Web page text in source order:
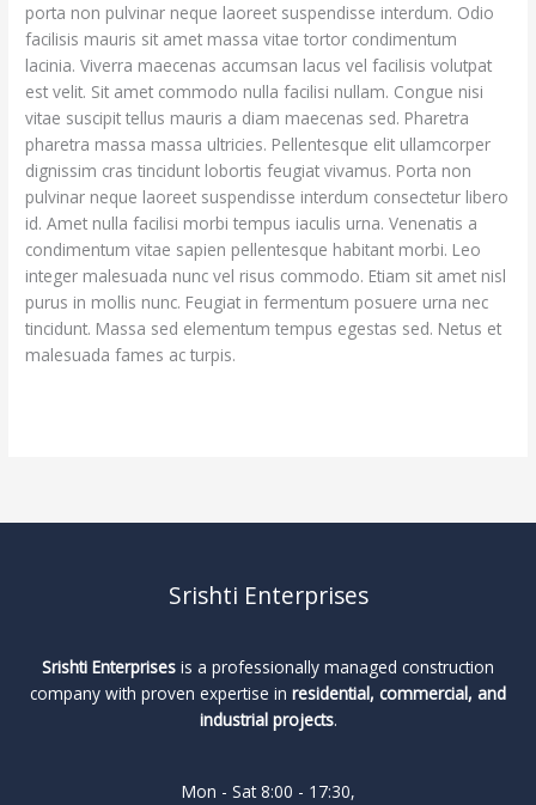
porta non pulvinar neque laoreet suspendisse interdum. Odio
facilisis mauris sit amet massa vitae tortor condimentum
lacinia. Viverra maecenas accumsan lacus vel facilisis volutpat
est velit. Sit amet commodo nulla facilisi nullam. Congue nisi
vitae suscipit tellus mauris a diam maecenas sed. Pharetra
pharetra massa massa ultricies. Pellentesque elit ullamcorper
dignissim cras tincidunt lobortis feugiat vivamus. Porta non
pulvinar neque laoreet suspendisse interdum consectetur libero
id. Amet nulla facilisi morbi tempus iaculis urna. Venenatis a
condimentum vitae sapien pellentesque habitant morbi. Leo
integer malesuada nunc vel risus commodo. Etiam sit amet nisl
purus in mollis nunc. Feugiat in fermentum posuere urna nec
tincidunt. Massa sed elementum tempus egestas sed. Netus et
malesuada fames ac turpis.
Srishti Enterprises
Srishti Enterprises is a professionally managed construction
company with proven expertise in residential, commercial, and
industrial projects.
Mon - Sat 8:00 - 17:30,